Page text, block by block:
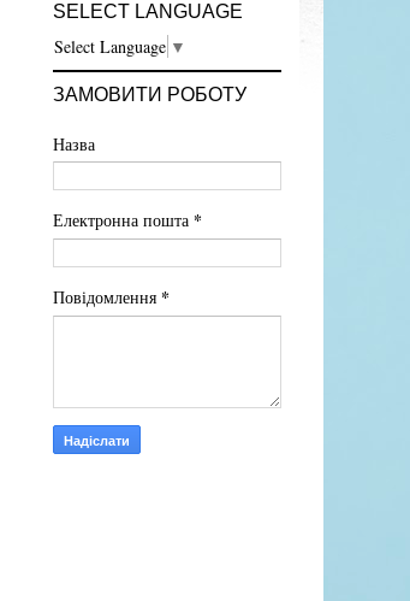
SELECT LANGUAGE
Select Language ▼
ЗАМОВИТИ РОБОТУ
Назва
Електронна пошта *
Повідомлення *